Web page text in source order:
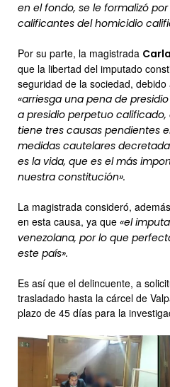
en el fondo, se le formalizó
calificantes del homicidio
Por su parte, la magistrada
que la libertad del imputado
seguridad de la sociedad,
«arriesga una pena de
a presidio perpetuo
tiene tres causas pendientes
medidas cautelares
es la vida, que es el más
nuestra constitución».
La magistrada consideró,
en esta causa, ya que «el
venezolana, por lo que
este país».
Es así que el delincuente, a
trasladado hasta la cárcel de
plazo de 45 días para la